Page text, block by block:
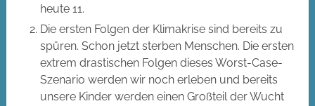
heute 11.
Die ersten Folgen der Klimakrise sind bereits zu
spüren. Schon jetzt sterben Menschen. Die ersten
extrem drastischen Folgen dieses Worst-Case-
Szenario werden wir noch erleben und bereits
unsere Kinder werden einen Großteil der Wucht